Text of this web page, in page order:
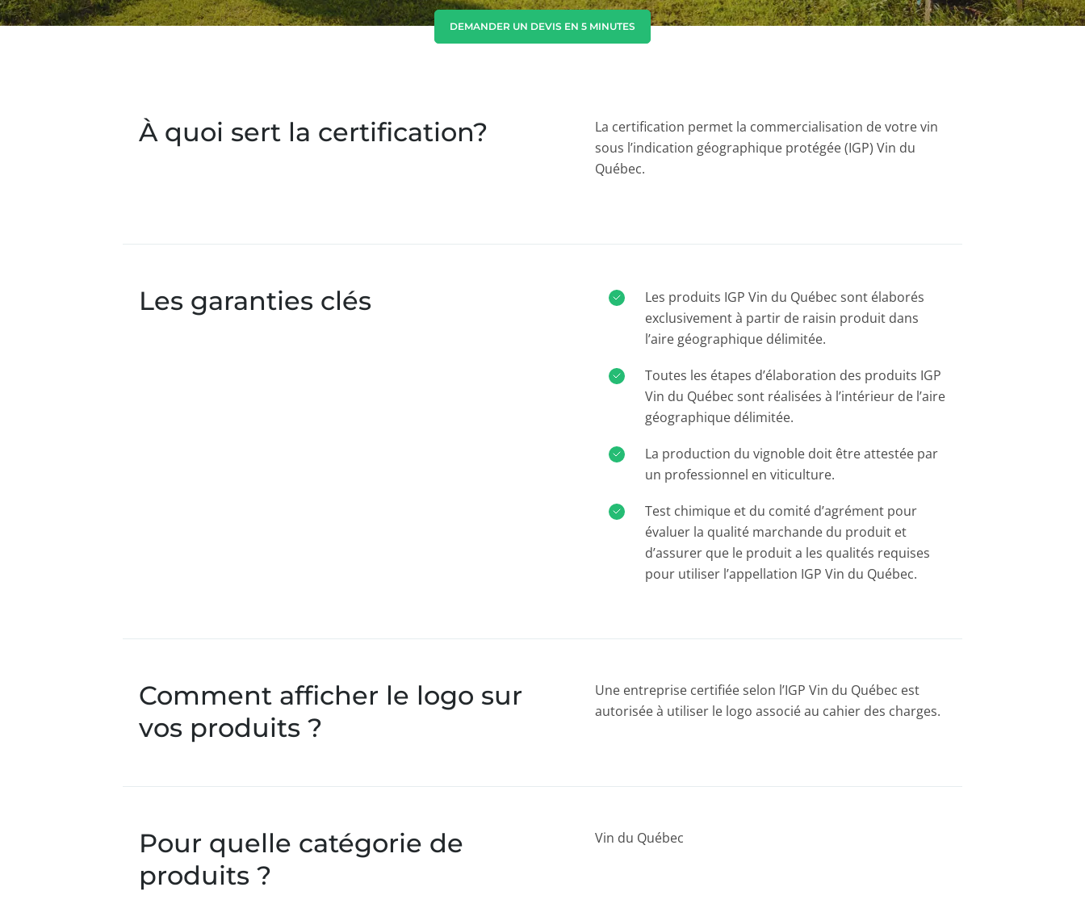
Corée du Sud
(anglais)
DEMANDER UN DEVIS EN 5 MINUTES
À quoi sert la certification?
La certification permet la commercialisation de votre vin
sous l’indication géographique protégée (IGP) Vin du
Québec.
Les garanties clés
Les produits IGP Vin du Québec sont élaborés
exclusivement à partir de raisin produit dans
l’aire géographique délimitée.
Toutes les étapes d’élaboration des produits IGP
Vin du Québec sont réalisées à l’intérieur de l’aire
géographique délimitée.
La production du vignoble doit être attestée par
un professionnel en viticulture.
Test chimique et du comité d’agrément pour
évaluer la qualité marchande du produit et
d’assurer que le produit a les qualités requises
pour utiliser l’appellation IGP Vin du Québec.
Comment afficher le logo sur
vos produits ?
Une entreprise certifiée selon l’IGP Vin du Québec est
autorisée à utiliser le logo associé au cahier des charges.
Pour quelle catégorie de
produits ?
Vin du Québec